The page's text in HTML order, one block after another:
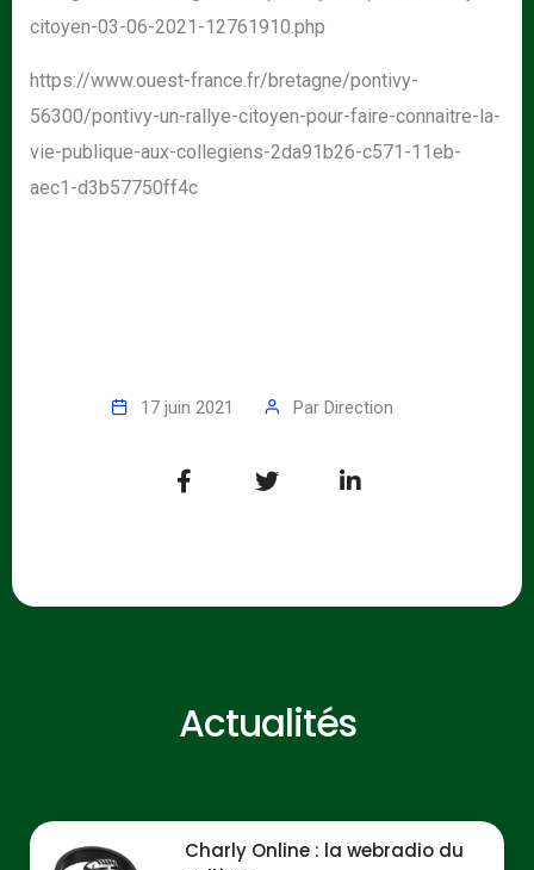
citoyen-03-06-2021-12761910.php
https://www.ouest-france.fr/bretagne/pontivy-
56300/pontivy-un-rallye-citoyen-pour-faire-connaitre-la-
vie-publique-aux-collegiens-2da91b26-c571-11eb-
aec1-d3b57750ff4c
17 juin 2021 Par Direction
Actualités
Charly Online : la webradio du